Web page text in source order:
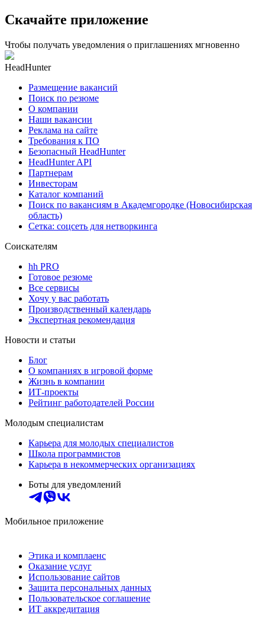
Скачайте приложение
Чтобы получать уведомления о приглашениях мгновенно
HeadHunter
Размещение вакансий
Поиск по резюме
О компании
Наши вакансии
Реклама на сайте
Требования к ПО
Безопасный HeadHunter
HeadHunter API
Партнерам
Инвесторам
Каталог компаний
Поиск по вакансиям в Академгородке (Новосибирская
область)
Сетка: соцсеть для нетворкинга
Соискателям
hh PRO
Готовое резюме
Все сервисы
Хочу у вас работать
Производственный календарь
Экспертная рекомендация
Новости и статьи
Блог
О компаниях в игровой форме
Жизнь в компании
ИТ-проекты
Рейтинг работодателей России
Молодым специалистам
Карьера для молодых специалистов
Школа программистов
Карьера в некоммерческих организациях
Боты для уведомлений
Мобильное приложение
Этика и комплаенс
Оказание услуг
Использование сайтов
Защита персональных данных
Пользовательское соглашение
ИТ аккредитация